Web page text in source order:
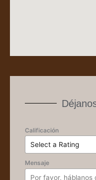
Calificación
Mensaje